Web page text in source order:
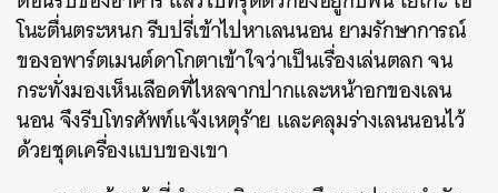
โนะตื่นตระหนกรีบปรี่เข้าไปหาเลนนอนยามรักษาการณ์
ของอพาร์ตเมนต์ดาโกตาเข้าใจว่าเป็นเรื่องเล่นตลกจน
กระทั่งมองเห็นเลือดที่ไหลจากปากและหน้าอกของเลน
นอนจึงรีบโทรศัพท์แจ้งเหตุร้าย และคลุมร่างเลนนอนไว้
ด้วยชุดเครื่องแบบของเขา